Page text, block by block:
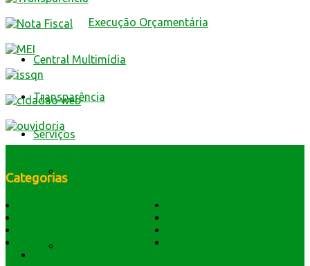
Execução Orçamentária
Central Multimídia
Transparência
Serviços
da Prefeitura de Mantena
Categorias
Símbolos e Hino